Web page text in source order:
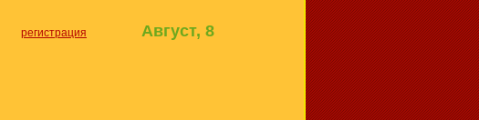
регистрация Август, 8